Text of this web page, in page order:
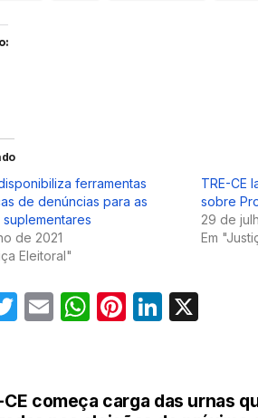
ferramentas
de denúncias para as
de 2021
Eleitoral"
TRE-CE
sobre
29 de
Em
T
er
E
W
s
Pi
e
Li
e
CE começa carga das urnas